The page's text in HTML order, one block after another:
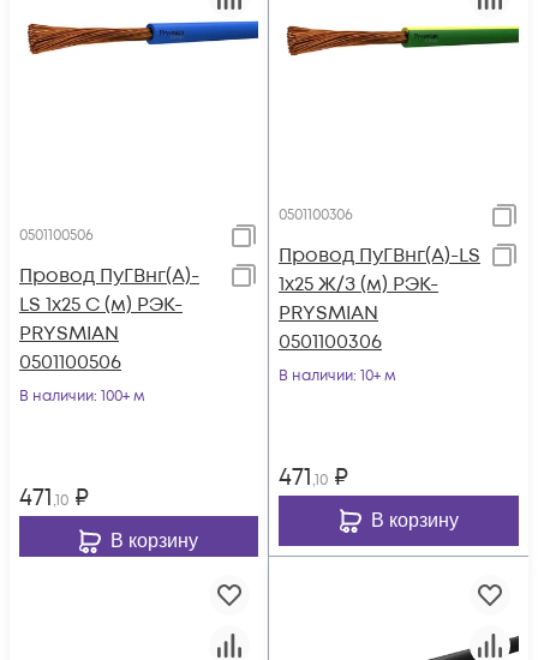
0501100506
Провод ПуГВнг(А)-
LS 1х25 С (м) РЭК-
PRYSMIAN
0501100506
В наличии: 100+ м
471,10 ₽
В корзину
0501100306
Провод ПуГВнг(А)-LS
1х25 Ж/З (м) РЭК-
PRYSMIAN
0501100306
В наличии: 10+ м
471,10 ₽
В корзину